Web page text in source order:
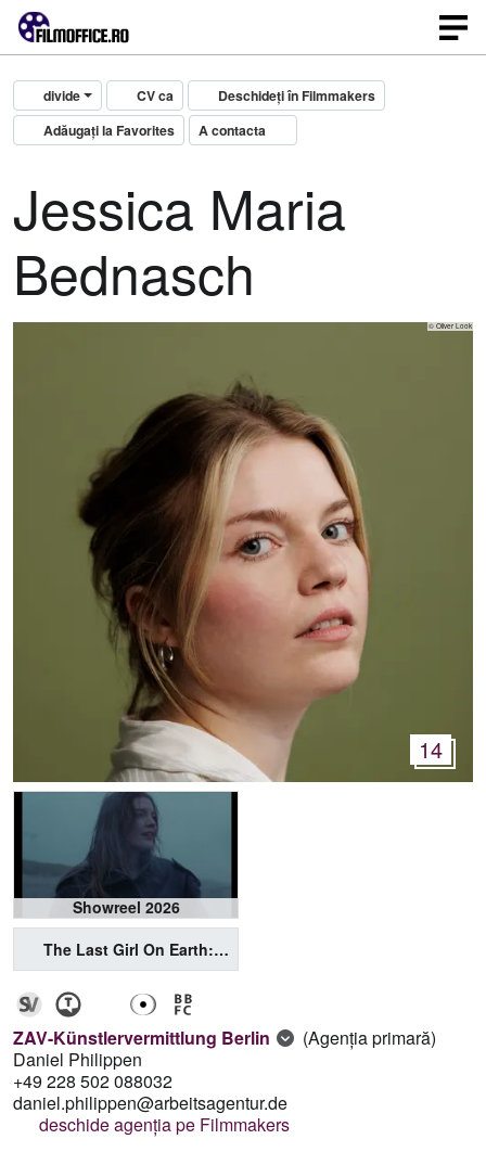
divide CV ca
Deschideți în Filmmakers
Adăugați la Favorites
A contacta
Jessica Maria
Bednasch
© Oliver Look
14
Showreel 2026
The Last Girl On Earth: Das 23. Paar (Hörbuch - Tonmeisterprüfung)
ZAV-Künstlervermittlung Berlin
(Agenția primară)
Daniel Philippen
+49 228 502 088032
daniel.philippen@arbeitsagentur.de
deschide agenția pe Filmmakers